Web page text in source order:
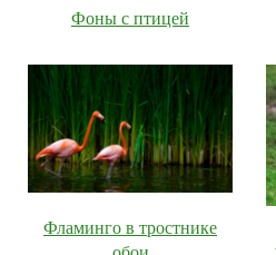
Фоны с птицей
Фламинго в тростнике